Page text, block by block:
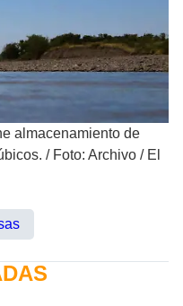
almacenamiento de
/ Foto: Archivo / El